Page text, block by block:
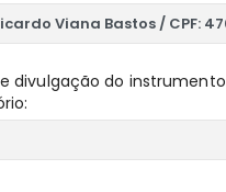
divulgação do instrumento